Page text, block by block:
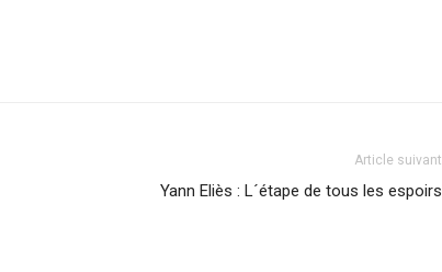
Article suivant
Yann Eliès : L´étape de tous les espoirs